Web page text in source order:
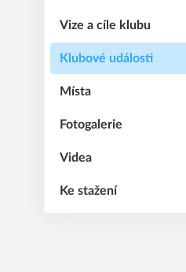
Vize a cíle klubu
Klubové události
Místa
Fotogalerie
Videa
Ke stažení